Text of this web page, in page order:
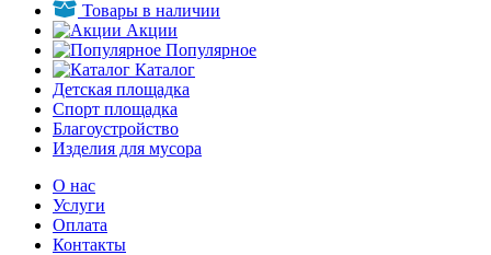
Товары в наличии
Акции
Популярное
Каталог
Детская площадка
Спорт площадка
Благоустройство
Изделия для мусора
О нас
Услуги
Оплата
Контакты